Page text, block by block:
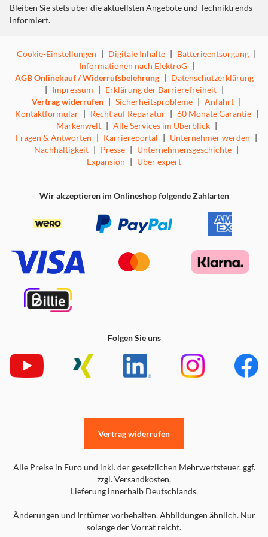
Kompatibilität
Dieses Produkt ist mit all unseren Vollabdeckungs-Hüllen
kompatibel. Wir empfehlen nicht, dieses Produkt mit
unseren transparenten und Silikonhüllen zu kombinieren,
wenn Sie eines der folgenden Modelle haben: iPhone X,
XS, X Max, 11, 11 Pro. Der Befestigungspatch/die Kette
sollte gemäß den Anweisungen in der Anleitung an der
Handyhülle befestigt werden. Andernfalls übernimmt
IDEAL OF SWEDEN keine Verantwortung für Schäden
oder Funktionsmängel am Produkt oder deinem Telefon.
MATERIALIEN
Band: recyceltes Polyester
Haken: Zinklegierung
Hardware: Zinklegierung
ABMESSUNGEN
Bleiben Sie stets über die aktuellsten Angebote und Techniktrends
informiert.
Cookie-Einstellungen | Digitale Inhalte | Batterieentsorgung |
Informationen nach ElektroG |
AGB Onlinekauf / Widerrufsbelehrung | Datenschutzerklärung
| Impressum | Erklärung der Barrierefreiheit |
Vertrag widerrufen | Sicherheitsprobleme | Anfahrt |
Kontaktformular | Recht auf Reparatur | 60 Monate Garantie |
Markenwelt | Alle Services im Überblick |
Fragen & Antworten | Karriereportal | Unternehmer werden |
Nachhaltigkeit | Presse | Unternehmensgeschichte |
Expansion | Über expert
Wir akzeptieren im Onlineshop folgende Zahlarten
Folgen Sie uns
Alle Preise in Euro und inkl. der gesetzlichen Mehrwertsteuer. ggf.
zzgl. Versandkosten.
Lieferung innerhalb Deutschlands.
Änderungen und Irrtümer vorbehalten. Abbildungen ähnlich. Nur
solange der Vorrat reicht.
Vertrag widerrufen